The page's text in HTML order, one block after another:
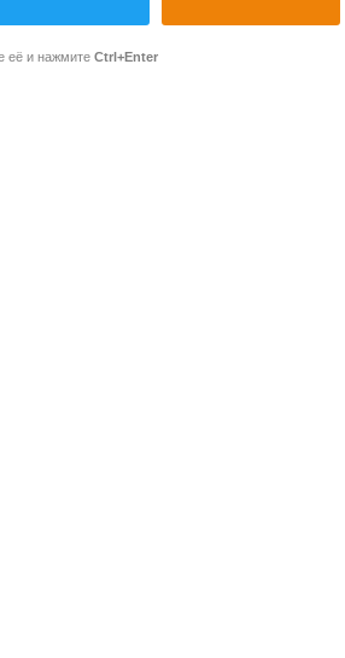
её и нажмите Ctrl+Enter